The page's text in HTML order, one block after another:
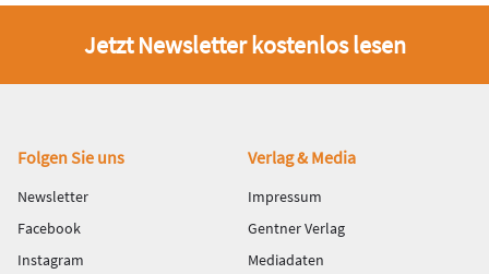
Jetzt Newsletter kostenlos lesen
Fußbereich
Folgen Sie uns
Newsletter
Facebook
Instagram
Verlag & Media
Impressum
Gentner Verlag
Mediadaten